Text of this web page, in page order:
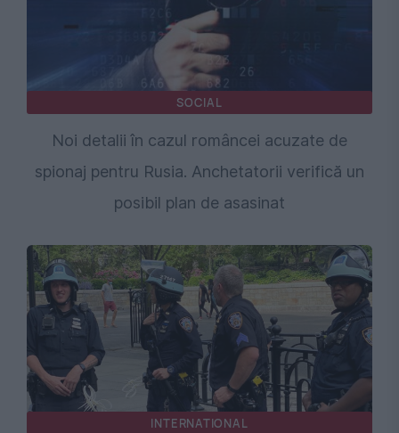
SOCIAL
Noi detalii în cazul româncei acuzate de
spionaj pentru Rusia. Anchetatorii verifică un
posibil plan de asasinat
INTERNATIONAL